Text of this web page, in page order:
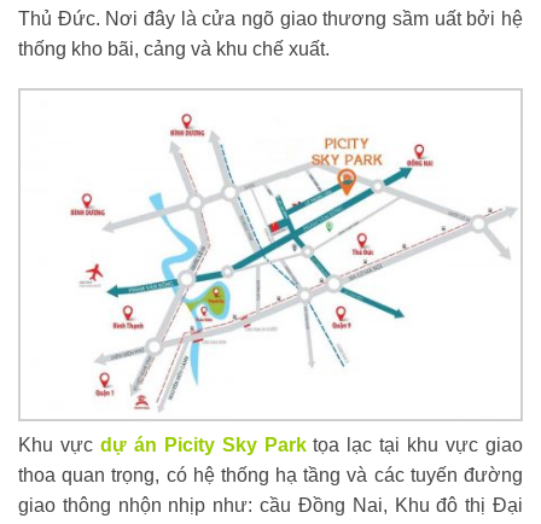
Thủ Đức. Nơi đây là cửa ngõ giao thương sầm uất bởi hệ
thống kho bãi, cảng và khu chế xuất.
Khu vực dự án Picity Sky Parktọa lạc tại khu vực giao
thoa quan trọng, có hệ thống hạ tầng và các tuyến đường
giao thông nhộn nhịp như: cầu Đồng Nai, Khu đô thị Đại